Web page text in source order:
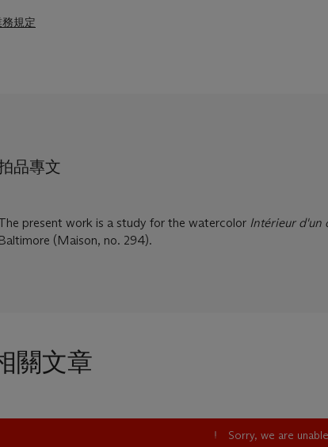
規定
品專文
present work is a study for the watercolor Intérieur d'un
Baltimore (Maison, no. 294).
關文章
Sorry, we are